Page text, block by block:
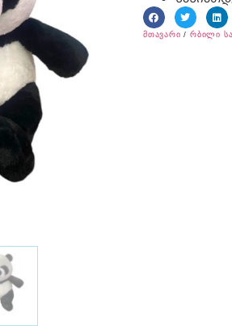
მთავარი / რბილი